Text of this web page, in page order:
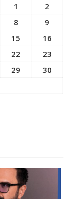
1
2
8
9
15
16
22
23
29
30